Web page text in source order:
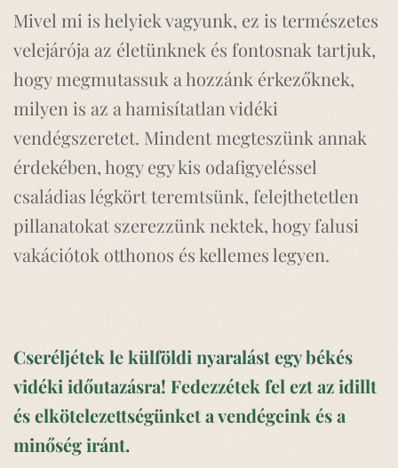
Mivel mi is helyiek vagyunk, ez is természetes
velejárója az életünknek és fontosnak tartjuk,
hogy megmutassuk a hozzánk érkezőknek,
milyen is az a hamisítatlan vidéki
vendégszeretet. Mindent megteszünk annak
érdekében, hogy egy kis odafigyeléssel
családias légkört teremtsünk, felejthetetlen
pillanatokat szerezzünk nektek, hogy falusi
vakációtok otthonos és kellemes legyen.
Cseréljétek le külföldi nyaralást egy békés
vidéki időutazásra! Fedezzétek fel ezt az idillt
és elkötelezettségünket a vendégeink és a
minőség iránt.